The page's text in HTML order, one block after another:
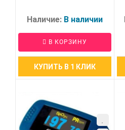
Наличие: В наличии
В КОРЗИНУ
КУПИТЬ В 1 КЛИК